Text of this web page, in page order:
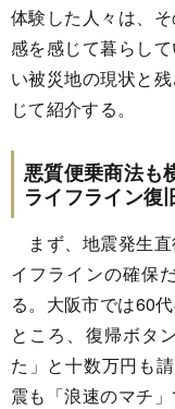
体験した人々は、
感を感じて暮らし
い被災地の現状と
じて紹介する。
悪質便乗商法も
ライフライン復
まず、地震発生
イフラインの確保
る。大阪市では60
ところ、復帰ボタ
た」と十数万円も
震も「浪速のマチ